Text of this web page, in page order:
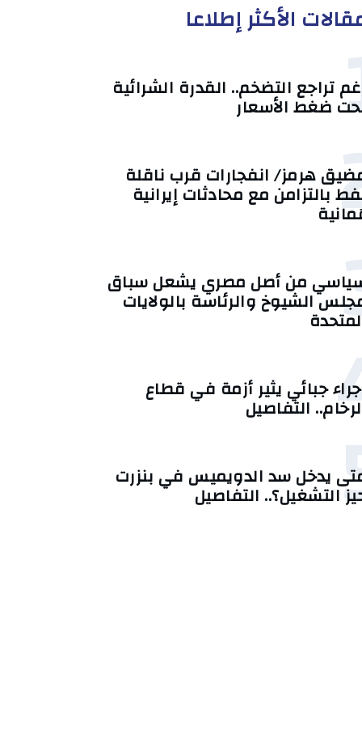
الأكثر إطلاعا
تراجع التضخم.. القدرة الشرائية
ضغط الأسعار
هرمز/ انفجارات قرب ناقلة
بالتزامن مع محادثات إيرانية
من أصل مصري يشعل سباق
الشيوخ والرئاسة بالولايات
جبائي يثير أزمة في قطاع
التفاصيل
يدخل سد الدويميس في بنزرت
التشغيل؟.. التفاصيل